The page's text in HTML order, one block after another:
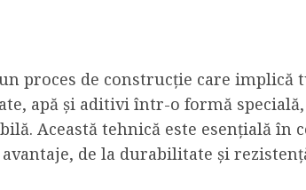
proces de construcție care implică
apă și aditivi într-o formă
Această tehnică este esențială în
de la durabilitate și